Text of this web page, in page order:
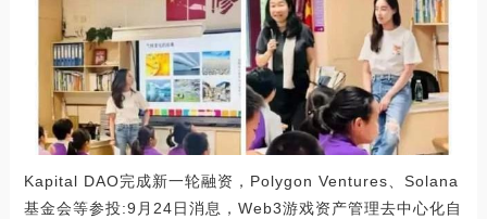
Kapital DAO完成新一轮融资，Polygon Ventures、Solana
基金会等参投:9月24日消息，Web3游戏资产管理去中心化自